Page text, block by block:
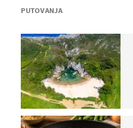
PUTOVANJA